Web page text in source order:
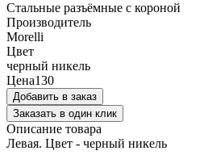
Стальные разъёмные с короной
Производитель
Morelli
Цвет
черный никель
Цена130
Добавить в заказ
Заказать в один клик
Описание товара
Левая. Цвет - черный никель